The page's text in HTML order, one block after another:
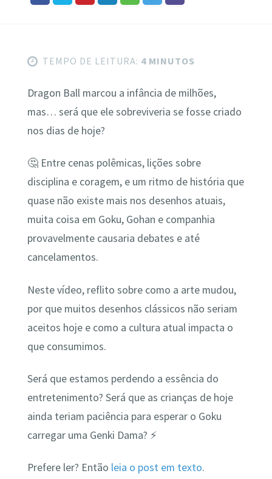
TEMPO DE LEITURA: 4 MINUTOS
Dragon Ball marcou a infância de milhões,
mas… será que ele sobreviveria se fosse criado
nos dias de hoje?
🤔 Entre cenas polêmicas, lições sobre
disciplina e coragem, e um ritmo de história que
quase não existe mais nos desenhos atuais,
muita coisa em Goku, Gohan e companhia
provavelmente causaria debates e até
cancelamentos.
Neste vídeo, reflito sobre como a arte mudou,
por que muitos desenhos clássicos não seriam
aceitos hoje e como a cultura atual impacta o
que consumimos.
Será que estamos perdendo a essência do
entretenimento? Será que as crianças de hoje
ainda teriam paciência para esperar o Goku
carregar uma Genki Dama? ⚡
Prefere ler? Então leia o post em texto.